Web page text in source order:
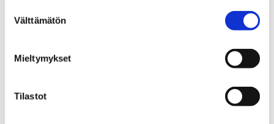
valinta
Välttämätön
Mieltymykset
Tilastot Lisää Ostoslistaan